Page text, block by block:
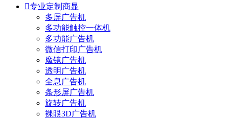
专业定制商显
多屏广告机
多功能触控一体机
多功能广告机
微信打印广告机
魔镜广告机
透明广告机
全息广告机
条形屏广告机
旋转广告机
裸眼3D广告机